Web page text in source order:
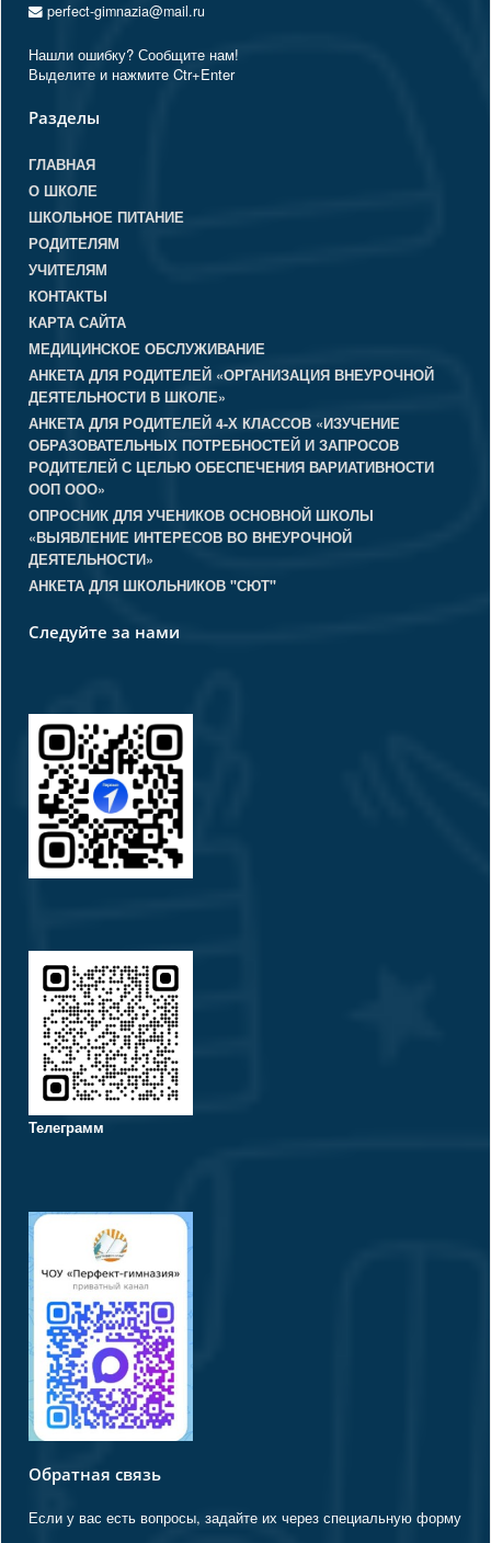
perfect-gimnazia@mail.ru
Нашли ошибку? Сообщите нам!
Выделите и нажмите Ctr+Enter
Разделы
ГЛАВНАЯ
О ШКОЛЕ
ШКОЛЬНОЕ ПИТАНИЕ
РОДИТЕЛЯМ
УЧИТЕЛЯМ
КОНТАКТЫ
КАРТА САЙТА
МЕДИЦИНСКОЕ ОБСЛУЖИВАНИЕ
АНКЕТА ДЛЯ РОДИТЕЛЕЙ «ОРГАНИЗАЦИЯ ВНЕУРОЧНОЙ
ДЕЯТЕЛЬНОСТИ В ШКОЛЕ»
АНКЕТА ДЛЯ РОДИТЕЛЕЙ 4-Х КЛАССОВ «ИЗУЧЕНИЕ
ОБРАЗОВАТЕЛЬНЫХ ПОТРЕБНОСТЕЙ И ЗАПРОСОВ
РОДИТЕЛЕЙ С ЦЕЛЬЮ ОБЕСПЕЧЕНИЯ ВАРИАТИВНОСТИ
ООП ООО»
ОПРОСНИК ДЛЯ УЧЕНИКОВ ОСНОВНОЙ ШКОЛЫ
«ВЫЯВЛЕНИЕ ИНТЕРЕСОВ ВО ВНЕУРОЧНОЙ
ДЕЯТЕЛЬНОСТИ»
АНКЕТА ДЛЯ ШКОЛЬНИКОВ "СЮТ"
Следуйте за нами
Телеграмм
Обратная связь
Если у вас есть вопросы, задайте их через специальную форму